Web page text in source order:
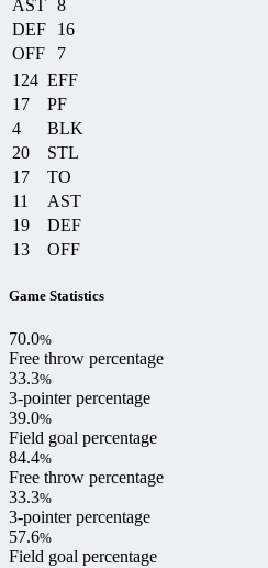
AST 8
DEF
16
OFF
7
124 EFF
17
PF
4
BLK
20
STL
17
TO
11
AST
19
DEF
13
OFF
Game Statistics
70.0%
Free throw percentage
33.3%
3-pointer percentage
39.0%
Field goal percentage
84.4%
Free throw percentage
33.3%
3-pointer percentage
57.6%
Field goal percentage